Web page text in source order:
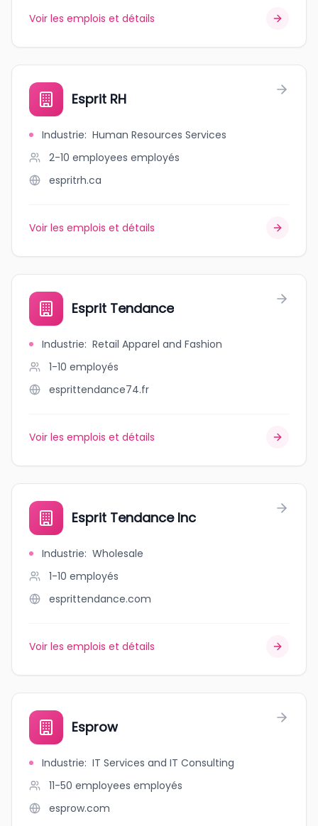
Voir les emplois et détails
Esprit RH
Industrie: Human Resources Services
2-10 employees employés
espritrh.ca
Voir les emplois et détails
Esprit Tendance
Industrie: Retail Apparel and Fashion
1-10 employés
esprittendance74.fr
Voir les emplois et détails
Esprit Tendance Inc
Industrie: Wholesale
1-10 employés
esprittendance.com
Voir les emplois et détails
Esprow
Industrie: IT Services and IT Consulting
11-50 employees employés
esprow.com